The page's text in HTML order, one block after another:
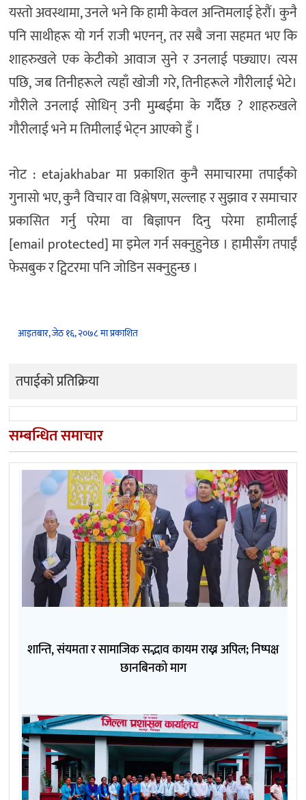
यस्तो अवस्थामा, उनले भने कि हामी केवल अन्तिमलाई हेरौं। कुनै
पनि साथीहरू यो गर्न राजी भएनन्, तर सबै जना सहमत भए कि
शाहरुखले एक केटीको आवाज सुने र उनलाई पछ्याए। त्यस
पछि, जब तिनीहरूले त्यहाँ खोजी गरे, तिनीहरूले गौरीलाई भेटे।
गौरीले उनलाई सोधिन् उनी मुम्बईमा के गर्दैछ ? शाहरुखले
गौरीलाई भने म तिमीलाई भेट्न आएको हुँ ।
नोट : etajakhabar मा प्रकाशित कुनै समाचारमा तपाईंको
गुनासो भए, कुनै विचार वा विश्लेषण, सल्लाह र सुझाव र समाचार
प्रकासित गर्नु परेमा वा बिज्ञापन दिनु परेमा हामीलाई
[email protected] मा इमेल गर्न सक्नुहुनेछ । हामीसँग तपाईं
फेसबुक र ट्विटरमा पनि जोडिन सक्नुहुन्छ ।
आइतबार, जेठ १६, २०७८ मा प्रकाशित
तपाईको प्रतिक्रिया
सम्बन्धित समाचार
शान्ति, संयमता र सामाजिक सद्भाव कायम राख्न अपिल; निष्पक्ष
छानबिनको माग